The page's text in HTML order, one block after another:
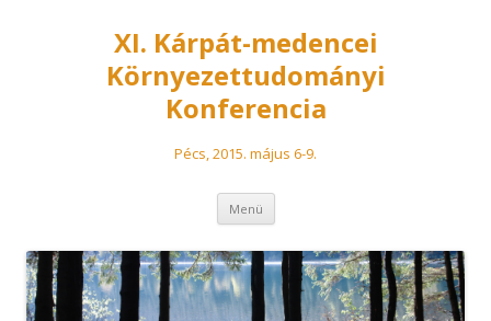
XI. Kárpát-medencei
Környezettudományi
Konferencia
Pécs, 2015. május 6-9.
Menü Tovább a tartalomra